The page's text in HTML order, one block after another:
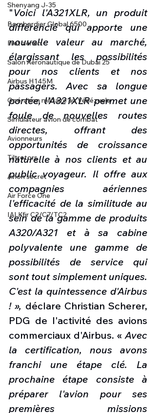
Shenyang J-35
Bombardier Global 6500
Fret aérien
Salon Aéronautique de Dubaï 25
Airbus H145M
Opération militaire au Vénézuela
Simulateur avion de combat
Avionneurs
Tiltrotors
Avion secret
Air Force One
IAI Kfir C2/C7/TC2
"Voici l'A321XLR, un produit
différencié qui apporte une
nouvelle valeur au marché,
élargissant les possibilités
pour nos clients et nos
passagers. Avec sa longue
portée, l'A321XLR permet une
foule de nouvelles routes
directes, offrant des
opportunités de croissance
naturelle à nos clients et au
public voyageur. Il offre aux
compagnies aériennes
l'efficacité de la similitude au
sein de la gamme de produits
A320/A321 et à sa cabine
polyvalente une gamme de
possibilités de service qui
sont tout simplement uniques.
C'est la quintessence d'Airbus
! », déclare Christian Scherer,
PDG de l'activité des avions
commerciaux d'Airbus. « Avec
la certification, nous avons
franchi une étape clé. La
prochaine étape consiste à
préparer l'avion pour ses
premières missions